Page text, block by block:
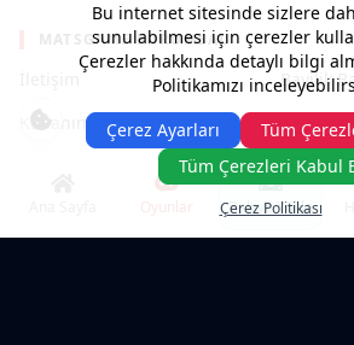
MATSGAME KURUMSAL
Bayilik
Kullanım Şartları
Gizlilik
Bu internet sitesinde sizlere
sunulabilmesi için çerezler
Çerezler hakkında detaylı bilgi
Politikamızı
Çerez Ayarları
Tüm
Tüm Çerezleri Kabul
Çerez Politikası
Bakiye Yükle